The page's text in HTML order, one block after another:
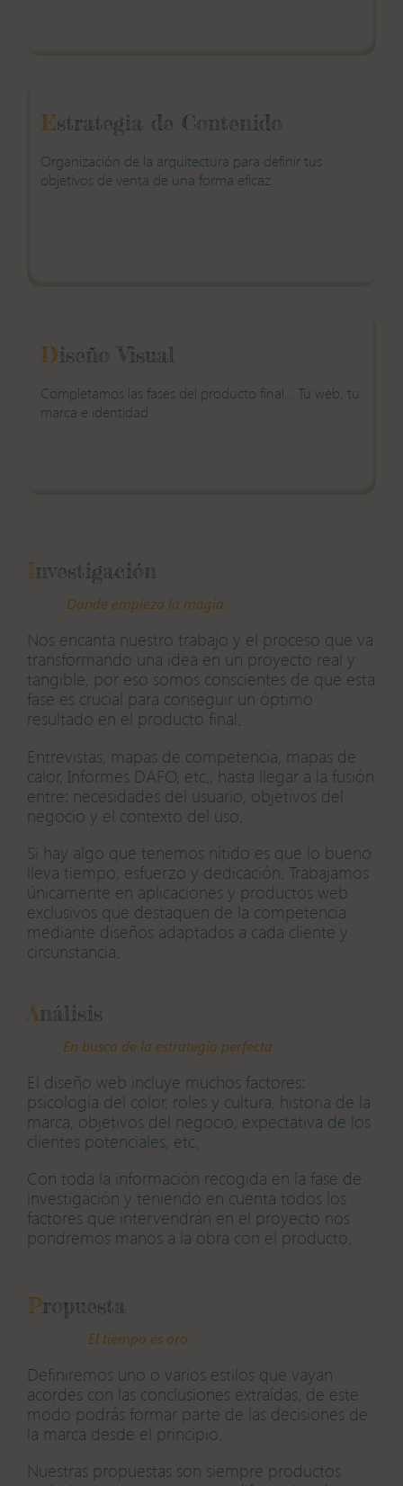
Estrategia de Contenido
Organización de la arquitectura para definirtus
objetivos de venta de una forma eficaz
Diseño Visual
Completamos las fases del producto final… Tu web, tu
marca e identidad
Investigación
Donde empieza la magia
Nos encanta nuestro trabajo y el proceso que va
transformando una idea en un proyecto real y
tangible, por eso somos conscientes de que esta
fase es crucial para conseguir un óptimo
resultado en el producto final.
Entrevistas, mapas de competencia, mapas de
calor, Informes DAFO, etc., hasta llegar a la fusión
entre: necesidades del usuario, objetivos del
negocio y el contexto del uso.
Si hay algo que tenemos nítido es que lo bueno
lleva tiempo, esfuerzo y dedicación. Trabajamos
únicamente en aplicaciones y productos web
exclusivos que destaquen de la competencia
mediante diseños adaptados a cada cliente y
circunstancia.
Análisis
En busca de la estrategia perfecta
El diseño web incluye muchos factores:
psicología del color, roles y cultura, historia de la
marca, objetivos del negocio, expectativa de los
clientes potenciales, etc.
Con toda la información recogida en la fase de
investigación y teniendo en cuenta todos los
factores que intervendrán en el proyecto nos
pondremos manos a la obra con el producto.
Propuesta
El tiempo es oro
Definiremos uno o varios estilos que vayan
acordes con las conclusiones extraídas, de este
modo podrás formar parte de las decisiones de
la marca desde el principio.
Nuestras propuestas son siempre productos